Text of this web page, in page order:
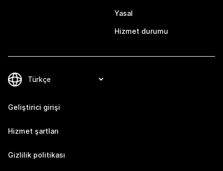
Yasal
Hizmet durumu
Geliştirici girişi
Hizmet şartları
Gizlilik politikası